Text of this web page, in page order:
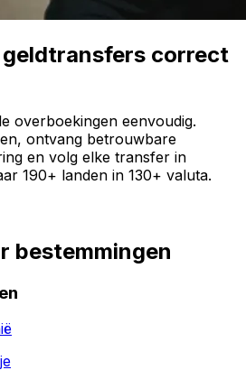
correct
overboekingen eenvoudig.
ontvang betrouwbare
en volg elke transfer in
190+ landen in 130+ valuta.
bestemmingen